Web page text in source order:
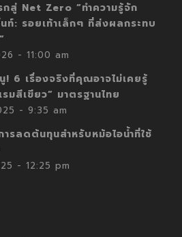
กสู่ Net Zero “ทำความรู้จัก
ท์: รอยเท้าเล็กๆ ที่ส่งผลกระทบ
- 11:00 am
! 6 เรื่องจริงที่คุณอาจไม่เคยรู้
มสีเขียว” มาตรฐานไทย
- 9:35 am
ารลดต้นทุนสำหรับหม้อไอน้ำที่ใช้
- 12:25 pm